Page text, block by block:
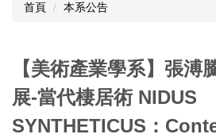
首頁 本系公告
【美術產業學系】張溥
展-當代棲居術 NIDUS
SYNTHETICUS：